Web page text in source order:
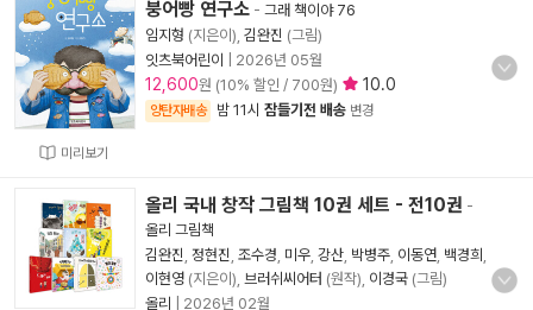
미리보기
붕어빵 연구소 - 그래 책이야 76
임지형 (지은이), 김완진 (그림)
잇츠북어린이
2026년 05월
12,600원 (10% 할인 / 700원) 10.0
양탄자배송 밤 11시 잠들기전 배송 변경
올리 국내 창작 그림책 10권 세트 - 전10권 -
올리 그림책
김완진 정현진 조수경 미우 강산 박병주 이동연 백경희
이현영 (지은이), 브러쉬씨어터 (원작), 이경국 (그림)
올리
2026년 02월